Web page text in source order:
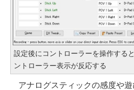
設定後にコントローラーを操作する
ントローラー表示が反応する
アナログスティックの感度や